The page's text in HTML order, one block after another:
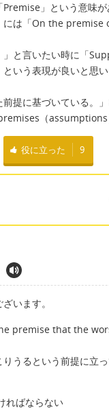
Premise」という意味が
には「On the premise
」と言いたい時に「
いう表現が良いと思い
前提に基づいている。
（assumptions
役に立った 9
います。
premise that the
りうるという前提に立
ればならない